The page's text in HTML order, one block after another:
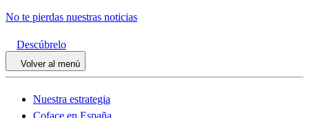
No te pierdas nuestras noticias
Descúbrelo
Volver al menú
Nuestra estrategia
Coface en España